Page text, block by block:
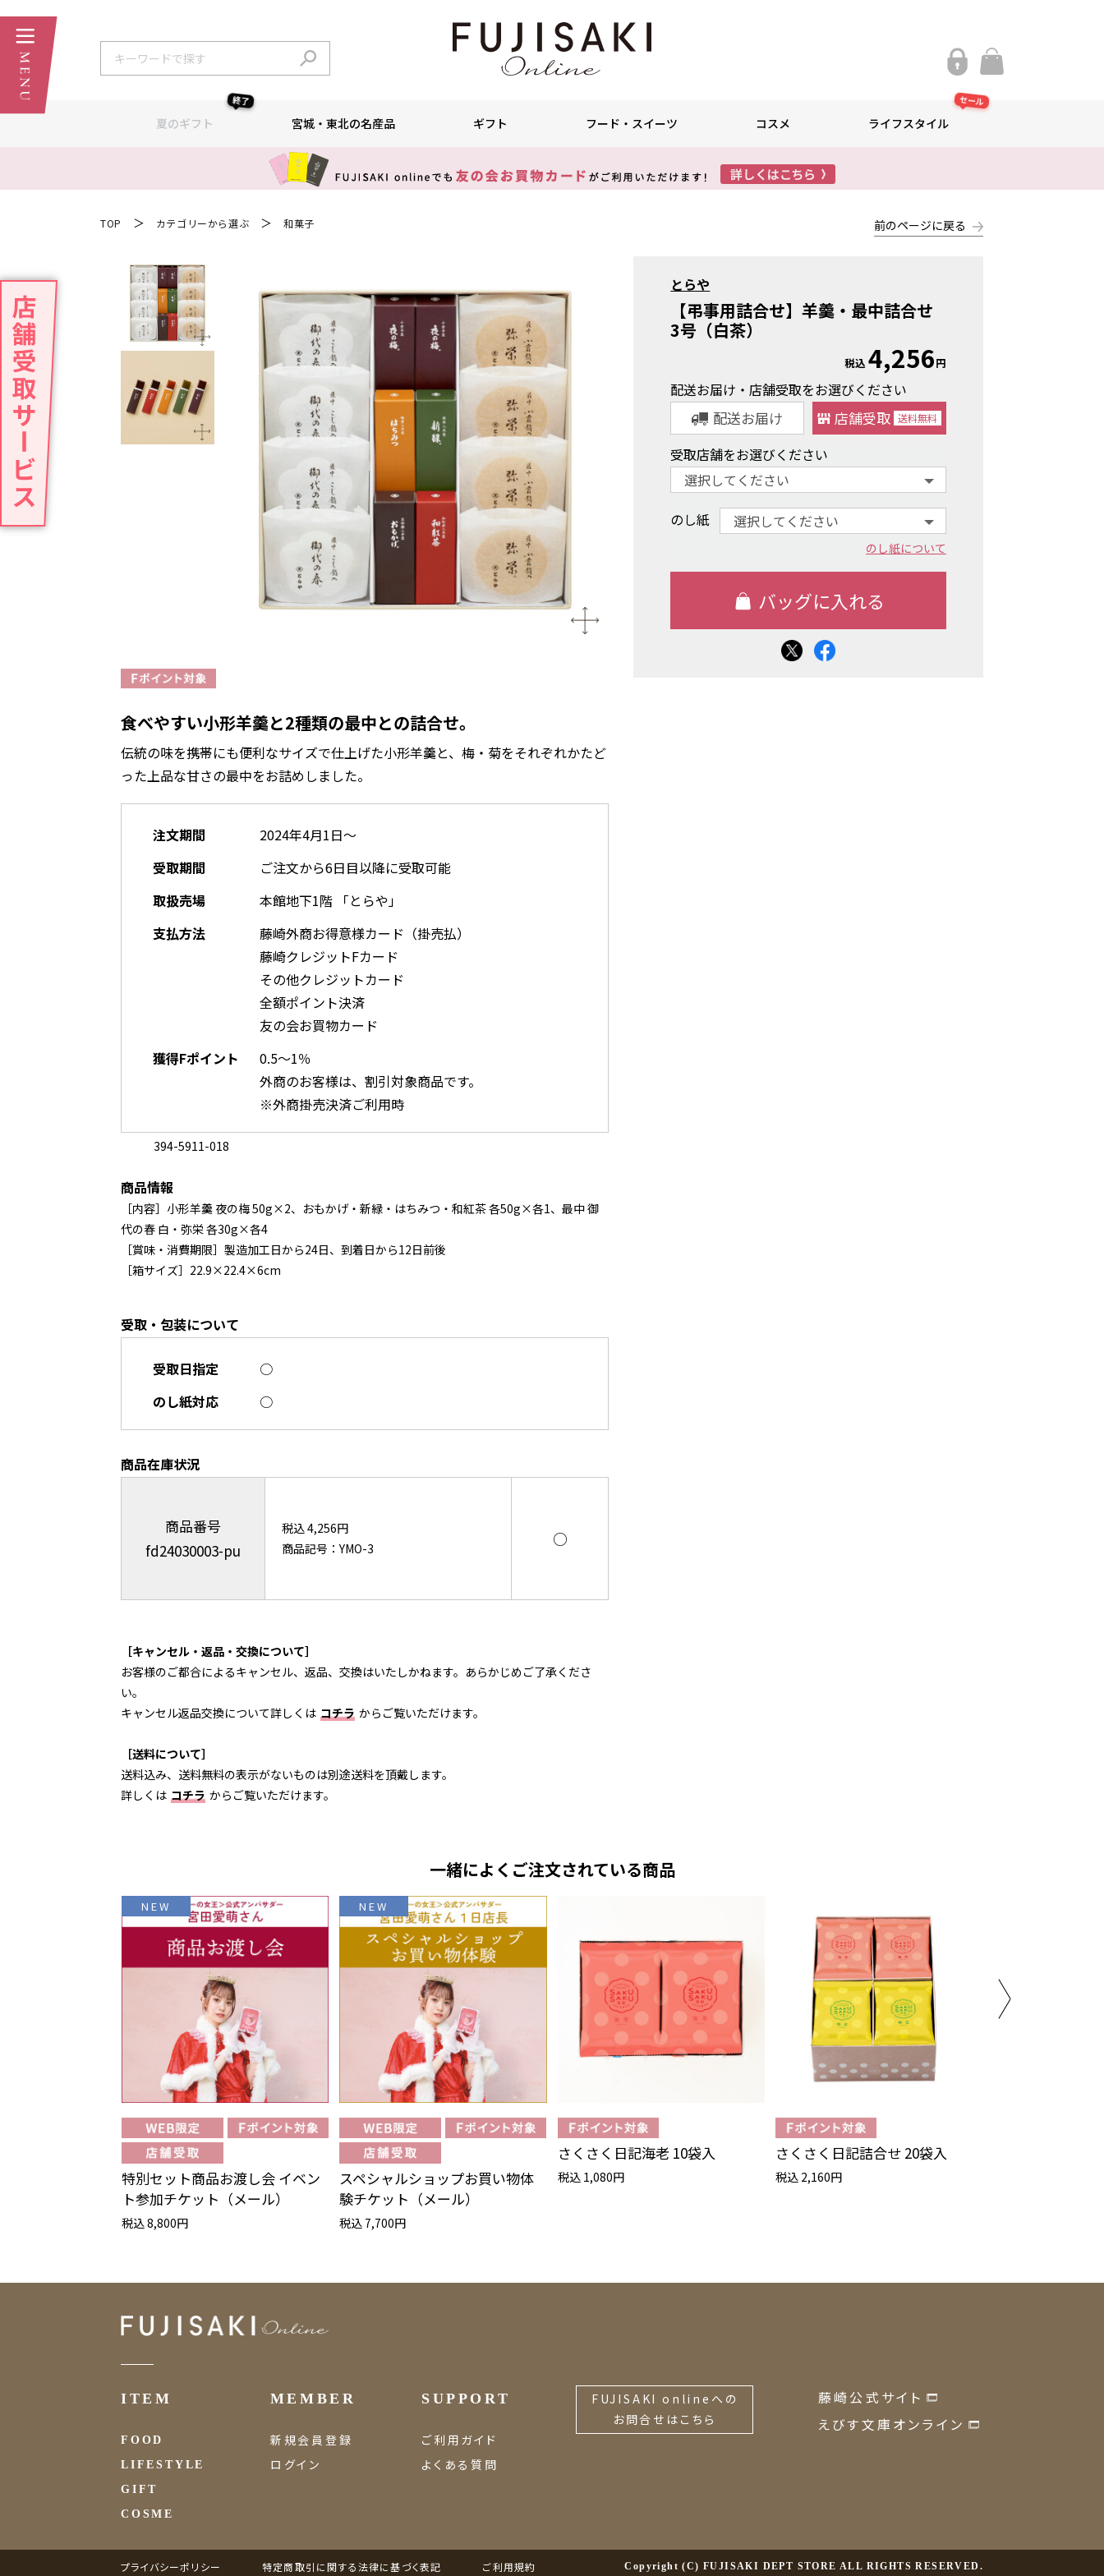
夏のギフト
終了
宮城・東北の名産品 ギフト フード・スイーツ コスメ ライフスタイル
セール
TOP ＞ カテゴリーから選ぶ ＞ 和菓子 前のページに戻る
食べやすい小形羊羹と2種類の最中との詰合せ。
伝統の味を携帯にも便利なサイズで仕上げた小形羊羹と、梅・菊をそれぞれかたど
った上品な甘さの最中をお詰めしました。
注文期間
2024年4月1日～
受取期間
ご注文から6日目以降に受取可能
取扱売場
本館地下1階 「とらや」
支払方法
藤崎外商お得意様カード（掛売払）
藤崎クレジットFカード
その他クレジットカード
全額ポイント決済
友の会お買物カード
獲得Fポイント
0.5～1％
外商のお客様は、割引対象商品です。
※外商掛売決済ご利用時
394-5911-018
商品情報
［内容］小形羊羹 夜の梅 50g×2、おもかげ・新緑・はちみつ・和紅茶 各50g×各1、最中 御
代の春 白・弥栄 各30g×各4
［賞味・消費期限］製造加工日から24日、到着日から12日前後
［箱サイズ］22.9×22.4×6cm
受取・包装について
受取日指定
○
のし紙対応
○
商品在庫状況
商品番号
fd24030003-pu
税込 4,256円
商品記号：YMO-3
○
［キャンセル・返品・交換について］
お客様のご都合によるキャンセル、返品、交換はいたしかねます。あらかじめご了承くださ
い。
キャンセル返品交換について詳しくは コチラ からご覧いただけます。
［送料について］
送料込み、送料無料の表示がないものは別途送料を頂戴します。
詳しくは コチラ からご覧いただけます。
とらや
【弔事用詰合せ】羊羹・最中詰合せ
3号（白茶）
税込4,256円
配送お届け・店舗受取をお選びください
配送お届け 店舗受取 送料無料
受取店舗をお選びください
のし紙
のし紙について
一緒によくご注文されている商品
NEW
特別セット商品お渡し会 イベン
ト参加チケット（メール）
税込 8,800円
NEW
スペシャルショップお買い物体
験チケット（メール）
税込 7,700円
さくさく日記海老 10袋入
税込 1,080円
さくさく日記詰合せ 20袋入
税込 2,160円
ITEM
FOOD
LIFESTYLE
GIFT
COSME
MEMBER
新規会員登録
ログイン
SUPPORT
ご利用ガイド
よくある質問
FUJISAKI onlineへの
お問合せはこちら
藤崎公式サイト
えびす文庫オンライン
プライバシーポリシー 特定商取引に関する法律に基づく表記 ご利用規約 Copyright (C) FUJISAKI DEPT STORE ALL RIGHTS RESERVED.